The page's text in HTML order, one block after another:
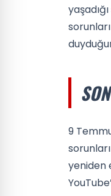
9
yeniden